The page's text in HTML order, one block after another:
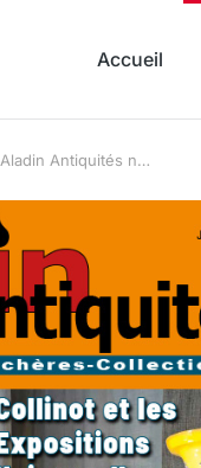
Accueil
Aladin Antiquités n…